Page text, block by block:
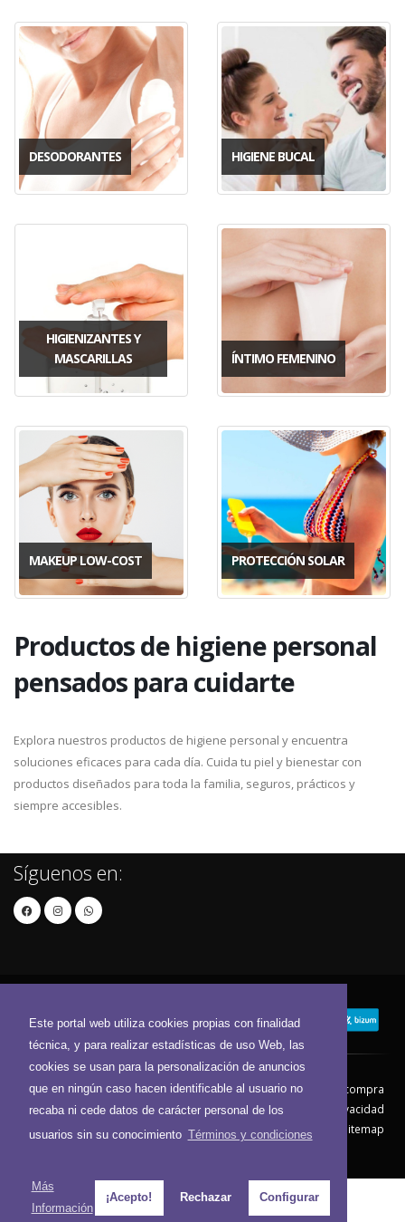
Este portal web utiliza cookies propias con finalidad
técnica, y para realizar estadísticas de uso Web, las
cookies se usan para la personalización de anuncios
que en ningún caso hacen identificable al usuario no
recaba ni cede datos de carácter personal de los
usuarios sin su conocimiento Términos y condiciones
Más
Información
¡Acepto! Rechazar Configurar
DESODORANTES HIGIENE BUCAL
HIGIENIZANTES Y
MASCARILLAS
ÍNTIMO FEMENINO
MAKEUP LOW-COST PROTECCIÓN SOLAR
Productos de higiene personal
pensados para cuidarte
Explora nuestros productos de higiene personal y encuentra
soluciones eficaces para cada día. Cuida tu piel y bienestar con
productos diseñados para toda la familia, seguros, prácticos y
siempre accesibles.
Síguenos en:
Contacto Aviso Legal
Condiciones de compra
Política de envíos
Política de devolución
Política de Privacidad
Política de Cookies
Sitemap